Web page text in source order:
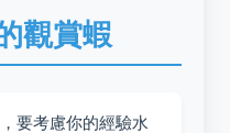
觀賞蝦
要考慮你的經驗水